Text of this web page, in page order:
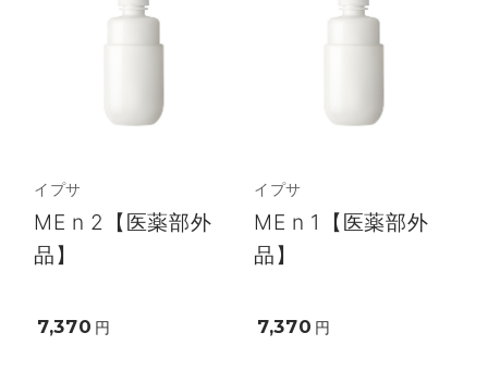
イプサ
ME n 2【医薬部外
品】
7,370 円
イプサ
ME n 1【医薬部外
品】
7,370 円